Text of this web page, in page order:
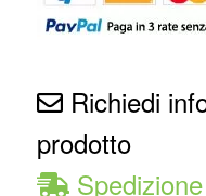
Richiedi
prodotto